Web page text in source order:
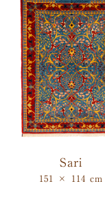
Sari
151 × 114 cm